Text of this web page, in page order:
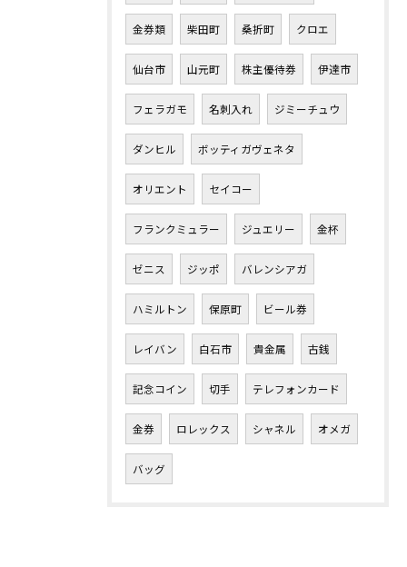
金券類 柴田町 桑折町 クロエ
仙台市 山元町 株主優待券 伊達市
フェラガモ 名刺入れ ジミーチュウ
ダンヒル ボッティガヴェネタ
オリエント セイコー
フランクミュラー ジュエリー 金杯
ゼニス ジッポ バレンシアガ
ハミルトン 保原町 ビール券
レイバン 白石市 貴金属 古銭
記念コイン 切手 テレフォンカード
金券 ロレックス シャネル オメガ
バッグ